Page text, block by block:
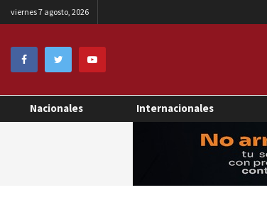
viernes 7 agosto, 2026
Nacionales Internacionales